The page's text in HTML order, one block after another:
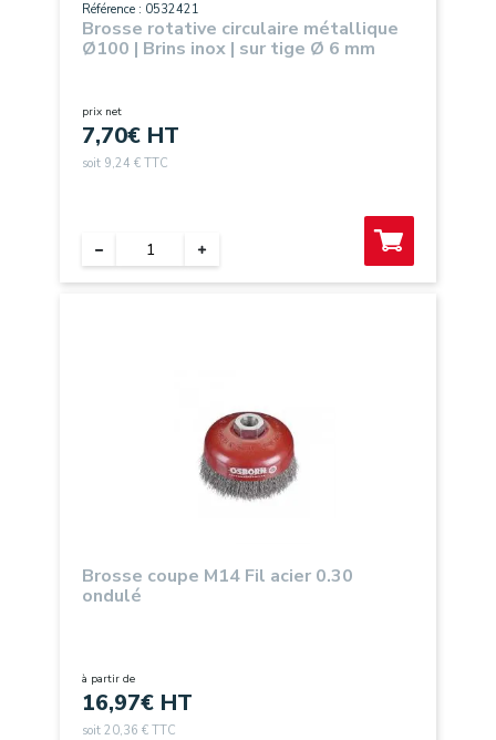
Référence : 0532421
Brosse rotative circulaire métallique
Ø100 | Brins inox | sur tige Ø 6 mm
prix net
7,70€ HT
soit 9,24 € TTC
Brosse coupe M14 Fil acier 0.30
ondulé
à partir de
16,97€ HT
soit 20,36 € TTC